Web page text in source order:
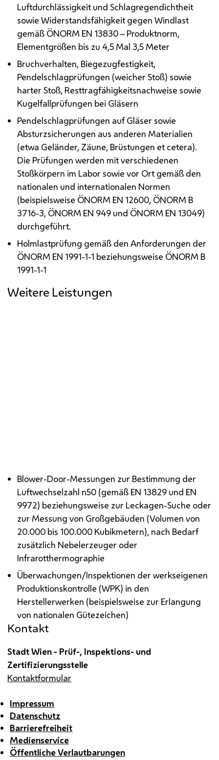
Luftdurchlässigkeit und Schlagregendichtheit
sowie Widerstandsfähigkeit gegen Windlast
gemäß ÖNORM EN 13830 – Produktnorm,
Elementgrößen bis zu 4,5 Mal 3,5 Meter
Bruchverhalten, Biegezugfestigkeit,
Pendelschlagprüfungen (weicher Stoß) sowie
harter Stoß, Resttragfähigkeitsnachweise sowie
Kugelfallprüfungen bei Gläsern
Pendelschlagprüfungen auf Gläser sowie
Absturzsicherungen aus anderen Materialien
(etwa Geländer, Zäune, Brüstungen et cetera).
Die Prüfungen werden mit verschiedenen
Stoßkörpern im Labor sowie vor Ort gemäß den
nationalen und internationalen Normen
(beispielsweise ÖNORM EN 12600, ÖNORM B
3716-3, ÖNORM EN 949 und ÖNORM EN 13049)
durchgeführt.
Holmlastprüfung gemäß den Anforderungen der
ÖNORM EN 1991-1-1 beziehungsweise ÖNORM B
1991-1-1
Weitere Leistungen
Blower-Door-Messungen zur Bestimmung der
Luftwechselzahl n50 (gemäß EN 13829 und EN
9972) beziehungsweise zur Leckagen-Suche oder
zur Messung von Großgebäuden (Volumen von
20.000 bis 100.000 Kubikmetern), nach Bedarf
zusätzlich Nebelerzeuger oder
Infrarotthermographie
Überwachungen/Inspektionen der werkseigenen
Produktionskontrolle (WPK) in den
Herstellerwerken (beispielsweise zur Erlangung
von nationalen Gütezeichen)
Kontakt
Stadt Wien - Prüf-, Inspektions- und
Zertifizierungsstelle
Kontaktformular
Impressum
Datenschutz
Barrierefreiheit
Medienservice
Öffentliche Verlautbarungen